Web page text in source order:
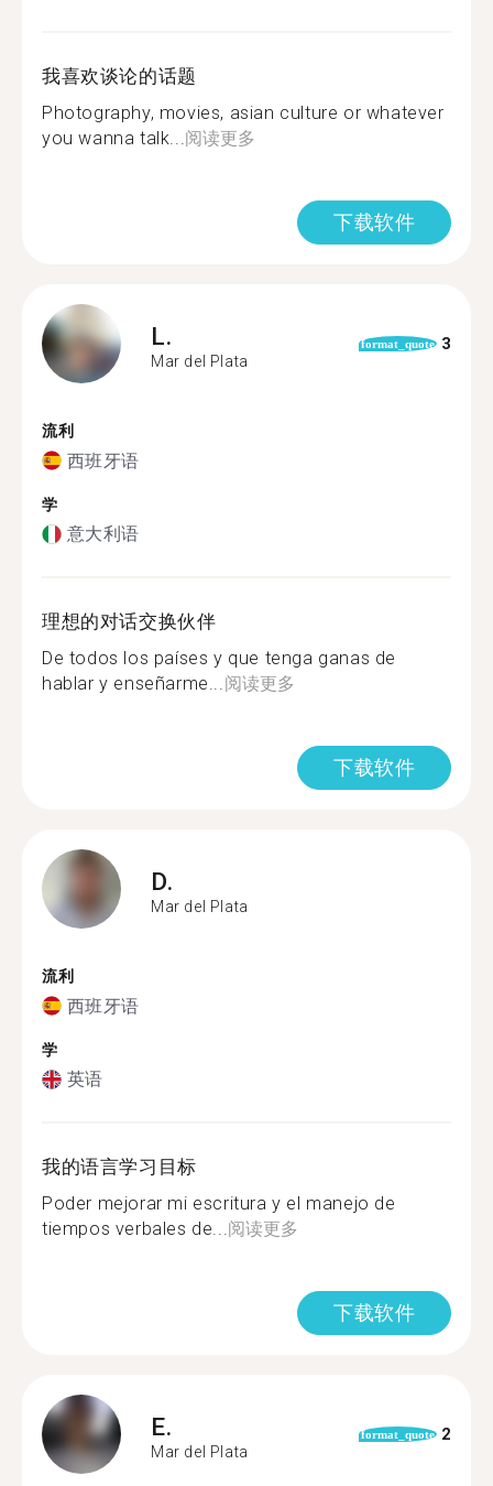
我喜欢谈论的话题
Photography, movies, asian culture or whatever
you wanna talk...阅读更多
下载软件
L.
Mar del Plata
format_quote 3
流利
西班牙语
学
意大利语
理想的对话交换伙伴
De todos los países y que tenga ganas de
hablar y enseñarme...阅读更多
下载软件
D.
Mar del Plata
流利
西班牙语
学
英语
我的语言学习目标
Poder mejorar mi escritura y el manejo de
tiempos verbales de...阅读更多
下载软件
E.
Mar del Plata
format_quote 2